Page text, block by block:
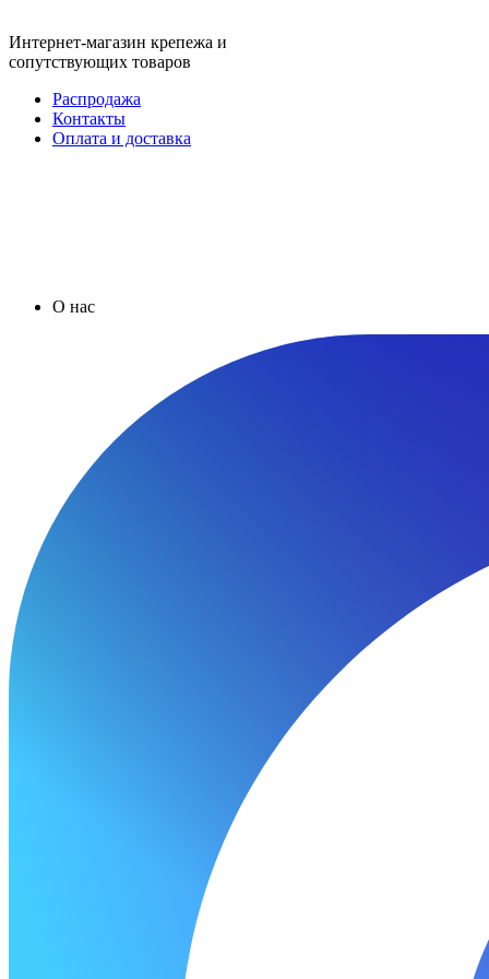
Интернет-магазин крепежа и
сопутствующих товаров
Распродажа
Контакты
Оплата и доставка
О нас